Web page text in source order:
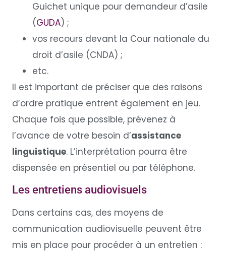
Guichet unique pour demandeur d’asile
(GUDA) ;
vos recours devant la Cour nationale du
droit d’asile (CNDA) ;
etc.
Il est important de préciser que des raisons
d’ordre pratique entrent également en jeu.
Chaque fois que possible, prévenez à
l’avance de votre besoin d’assistance
linguistique. L’interprétation pourra être
dispensée en présentiel ou par téléphone.
Les entretiens audiovisuels
Dans certains cas, des moyens de
communication audiovisuelle peuvent être
mis en place pour procéder à un entretien :